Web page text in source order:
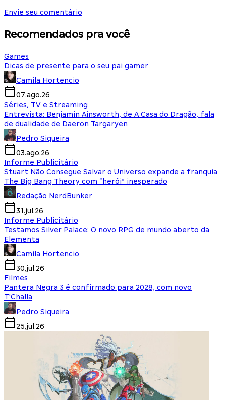
Envie seu comentário
Recomendados pra você
Games
Dicas de presente para o seu pai gamer
Camila Hortencio
07.ago.26
Séries, TV e Streaming
Entrevista: Benjamin Ainsworth, de A Casa do Dragão, fala
de dualidade de Daeron Targaryen
Pedro Siqueira
03.ago.26
Informe Publicitário
Stuart Não Consegue Salvar o Universo expande a franquia
The Big Bang Theory com “herói” inesperado
Redação NerdBunker
31.jul.26
Informe Publicitário
Testamos Silver Palace: O novo RPG de mundo aberto da
Elementa
Camila Hortencio
30.jul.26
Filmes
Pantera Negra 3 é confirmado para 2028, com novo
T'Challa
Pedro Siqueira
25.jul.26